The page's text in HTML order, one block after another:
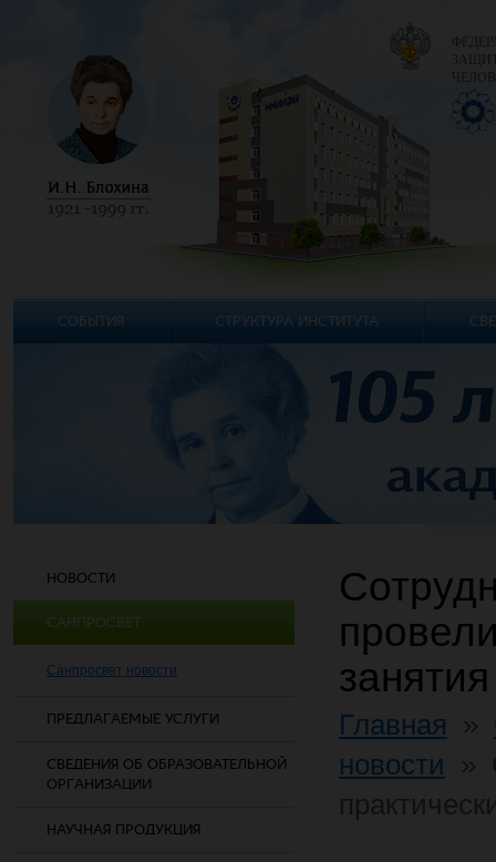
НОВОСТИ
САНПРОСВЕТ
Санпросвет новости
ПРЕДЛАГАЕМЫЕ УСЛУГИ
СВЕДЕНИЯ ОБ ОБРАЗОВАТЕЛЬНОЙ
ОРГАНИЗАЦИИ
НАУЧНАЯ ПРОДУКЦИЯ
Главная
новости
СОБЫТИЯ СТРУКТУРА ИНСТИТУТА